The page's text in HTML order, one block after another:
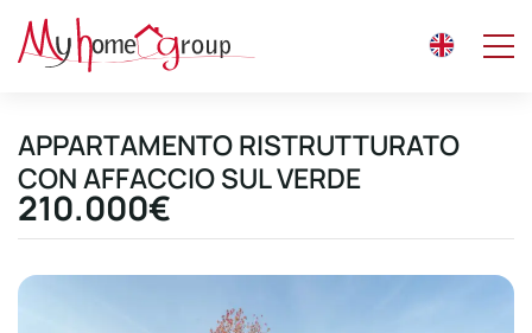
APPARTAMENTO RISTRUTTURATO
CON AFFACCIO SUL VERDE
210.000€